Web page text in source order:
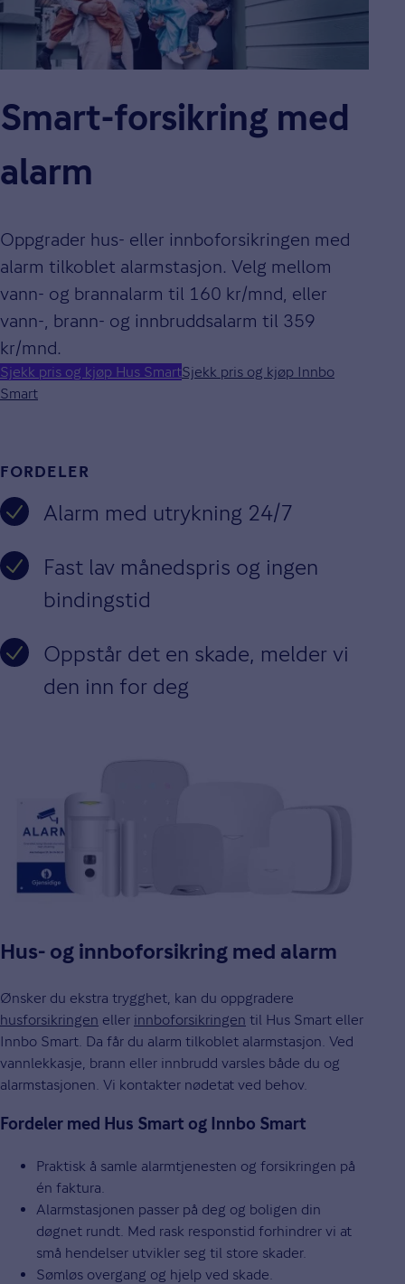
Smart-forsikring med
alarm
Oppgrader hus- eller innboforsikringen med
alarm tilkoblet alarmstasjon. Velg mellom
vann- og brannalarm til 160 kr/mnd, eller
vann-, brann- og innbruddsalarm til 359
kr/mnd.
Sjekk pris og kjøp Hus SmartSjekk pris og kjøp Innbo
Smart
FORDELER
Alarm med utrykning 24/7
Fast lav månedspris og ingen
bindingstid
Oppstår det en skade, melder vi
den inn for deg
Hus- og innboforsikring med alarm
Ønsker du ekstra trygghet, kan du oppgradere
husforsikringen eller innboforsikringen til Hus Smart eller
Innbo Smart. Da får du alarm tilkoblet alarmstasjon. Ved
vannlekkasje, brann eller innbrudd varsles både du og
alarmstasjonen. Vi kontakter nødetat ved behov.
Fordeler med Hus Smart og Innbo Smart
Praktisk å samle alarmtjenesten og forsikringen på
én faktura.
Alarmstasjonen passer på deg og boligen din
døgnet rundt. Med rask responstid forhindrer vi at
små hendelser utvikler seg til store skader.
Sømløs overgang og hjelp ved skade.